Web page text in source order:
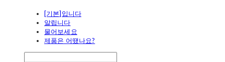
[기본]입니다
알립니다
물어보세요
제품은 어땠나요?